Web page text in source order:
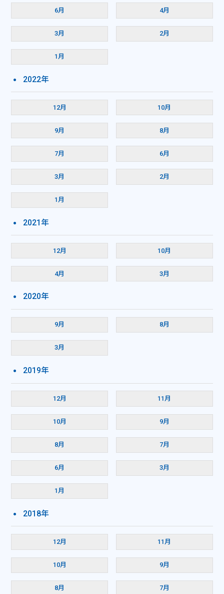
6月 4月
3月 2月
1月
2022年
12月 10月
9月 8月
7月 6月
3月 2月
1月
2021年
12月 10月
4月 3月
2020年
9月 8月
3月
2019年
12月 11月
10月 9月
8月 7月
6月 3月
1月
2018年
12月 11月
10月 9月
8月 7月